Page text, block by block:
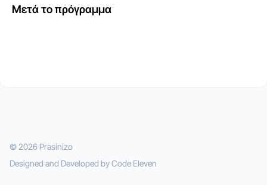
Μετά το πρόγραμμα
© 2026 Prasinizo
Designed and Developed byCode Eleven